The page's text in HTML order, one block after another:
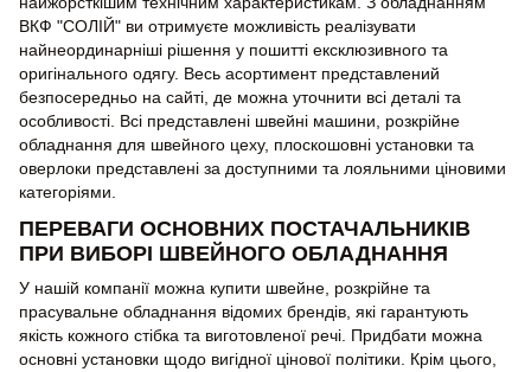
ВКФ "СОЛІЙ" ви отримуєте можливість реалізувати
найнеординарніші рішення у пошитті ексклюзивного та
оригінального одягу. Весь асортимент представлений
безпосередньо на сайті, де можна уточнити всі деталі та
особливості. Всі представлені швейні машини, розкрійне
обладнання для швейного цеху, плоскошовні установки та
оверлоки представлені за доступними та лояльними ціновими
категоріями.
ПЕРЕВАГИ ОСНОВНИХ ПОСТАЧАЛЬНИКІВ
ПРИ ВИБОРІ ШВЕЙНОГО ОБЛАДНАННЯ
У нашій компанії можна купити швейне, розкрійне та
прасувальне обладнання відомих брендів, які гарантують
якість кожного стібка та виготовленої речі. Придбати можна
основні установки щодо вигідної цінової політики. Крім цього,